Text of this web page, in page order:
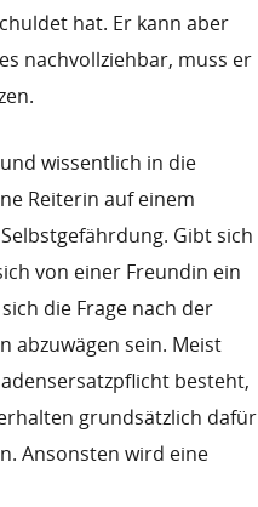
hat. Er kann aber
nachvollziehbar, muss er
wissentlich in die
Reiterin auf einem
Gibt sich
von einer Freundin ein
die Frage nach der
abzuwägen sein. Meist
besteht,
grundsätzlich dafür
Ansonsten wird eine